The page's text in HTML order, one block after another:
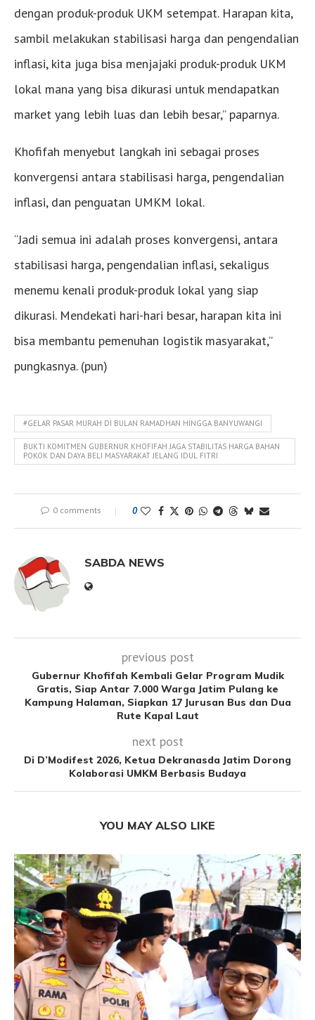
dengan produk-produk UKM setempat. Harapan kita,
sambil melakukan stabilisasi harga dan pengendalian
inflasi, kita juga bisa menjajaki produk-produk UKM
lokal mana yang bisa dikurasi untuk mendapatkan
market yang lebih luas dan lebih besar,” paparnya.
Khofifah menyebut langkah ini sebagai proses
konvergensi antara stabilisasi harga, pengendalian
inflasi, dan penguatan UMKM lokal.
“Jadi semua ini adalah proses konvergensi, antara
stabilisasi harga, pengendalian inflasi, sekaligus
menemu kenali produk-produk lokal yang siap
dikurasi. Mendekati hari-hari besar, harapan kita ini
bisa membantu pemenuhan logistik masyarakat,”
pungkasnya. (pun)
#GELAR PASAR MURAH DI BULAN RAMADHAN HINGGA BANYUWANGI
BUKTI KOMITMEN GUBERNUR KHOFIFAH JAGA STABILITAS HARGA BAHAN
POKOK DAN DAYA BELI MASYARAKAT JELANG IDUL FITRI
0 comments 0
SABDA NEWS
previous post
Gubernur Khofifah Kembali Gelar Program Mudik
Gratis, Siap Antar 7.000 Warga Jatim Pulang ke
Kampung Halaman, Siapkan 17 Jurusan Bus dan Dua
Rute Kapal Laut
next post
Di D’Modifest 2026, Ketua Dekranasda Jatim Dorong
Kolaborasi UMKM Berbasis Budaya
YOU MAY ALSO LIKE